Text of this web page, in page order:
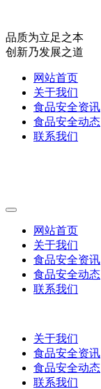
品质为立足之本
创新乃发展之道
网站首页
关于我们
食品安全资讯
食品安全动态
联系我们
网站首页
关于我们
食品安全资讯
食品安全动态
联系我们
关于我们
食品安全资讯
食品安全动态
联系我们